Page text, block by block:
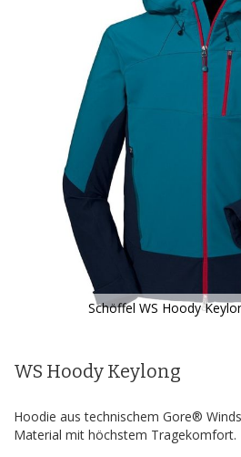
Schöffel WS Hoody
der
WS Hoody Keylong
Hoodie aus technischem Gore®
Material mit höchstem Tragekomfort.